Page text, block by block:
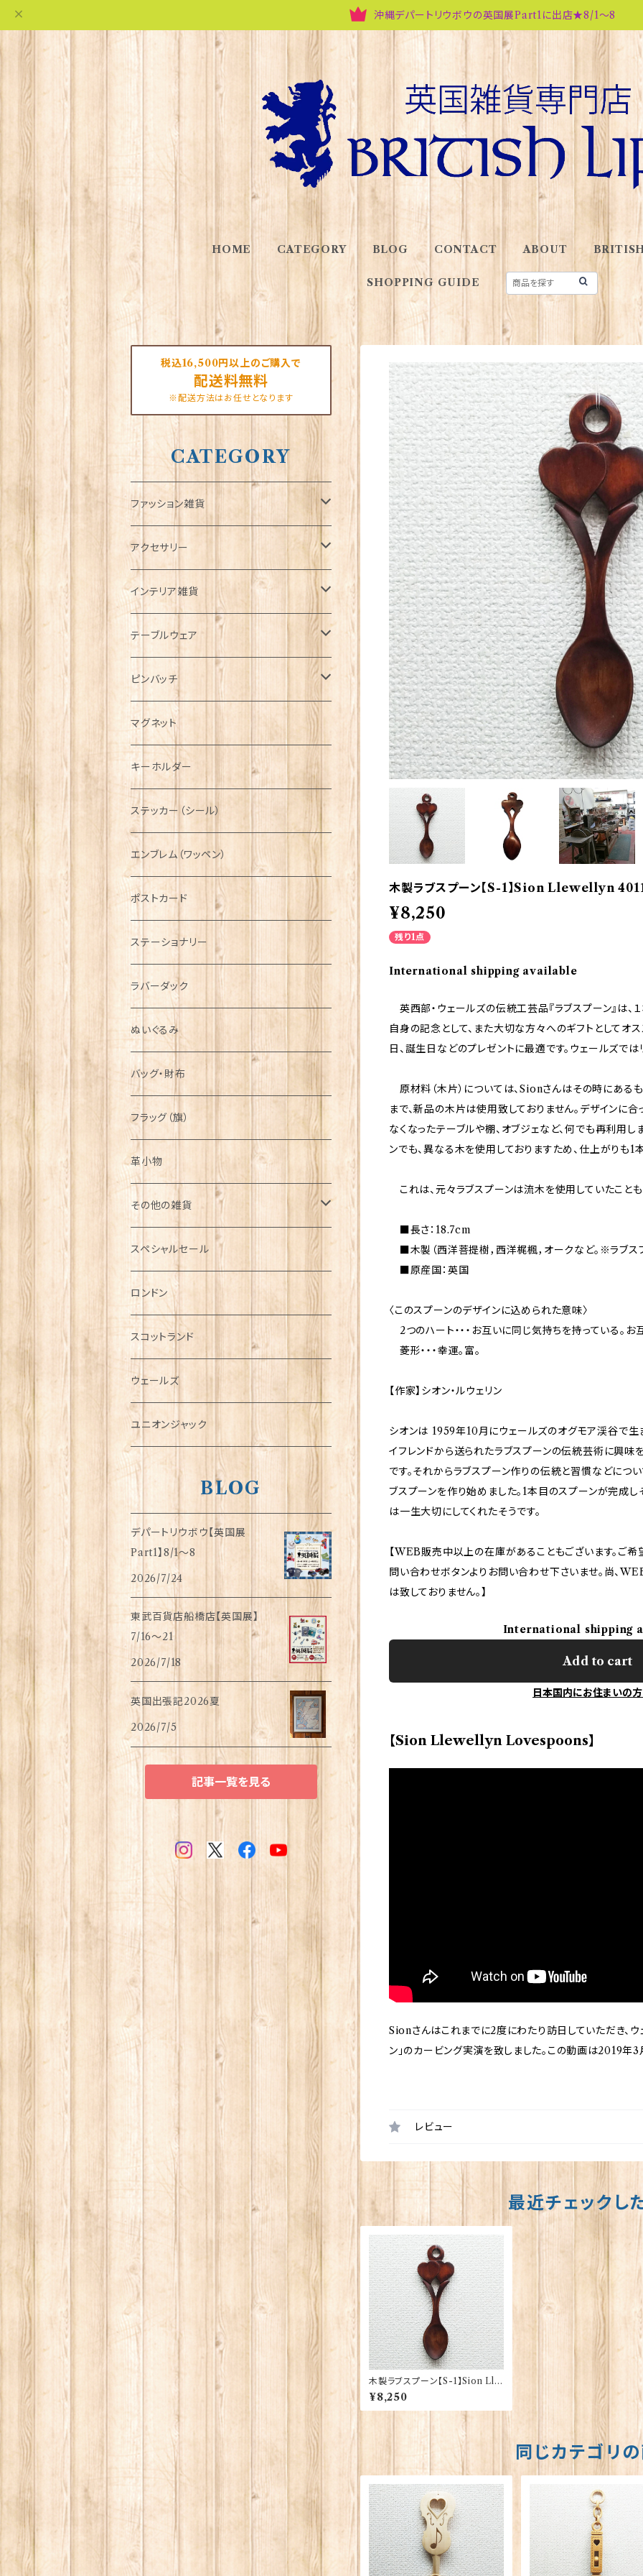
沖縄デパートリウボウの英国展Part1に出店★8/1～8
HOME CATEGORY BLOG CONTACT ABOUT
SHOPPING GUIDE
木製ラブスプーン【S-1】Sion Llewellyn
¥8,250
残り1点
International shipping available
英西部・ウェールズの伝統工芸品『ラブスプーン』は、
自身の記念として、また大切な方々へのギフトとしてオ
日、誕生日などのプレゼントに最適です。ウェールズで
原材料（木片）については、Sionさんはその時にある
まで、新品の木片は使用致しておりません。デザインに
なくなったテーブルや棚、オブジェなど、何でも再利用し
ンでも、異なる木を使用しておりますため、仕上がりも1
これは、元々ラブスプーンは流木を使用していたこと
■長さ：18.7cm
■木製（西洋菩提樹，西洋梶楓，オークなど。※ラブス
■原産国：英国
〈このスプーンのデザインに込められた意味〉
2つのハート・・・お互いに同じ気持ちを持っている。お
菱形・・・幸運。富。
【作家】シオン・ルウェリン
シオンは 1959年10月にウェールズのオグモア渓谷で生
イフレンドから送られたラブスプーンの伝統芸術に興味
です。それからラブスプーン作りの伝統と習慣などにつ
ブスプーンを作り始めました。1本目のスプーンが完成
は一生大切にしてくれたそうです。
【WEB販売中以上の在庫があることもございます。ご
問い合わせボタンよりお問い合わせ下さいませ。尚、
は致しておりません。】
International shipping
Add to cart
日本国内にお住まいの
【Sion Llewellyn Lovespoons】
Sionさんはこれまでに2度にわたり訪日していただき、
ン」のカービング実演を致しました。この動画は2019年
レビュー
最近チェックし
木製ラブスプーン【S-1】Sion Lle
wellyn 40117
¥8,250
同じカテゴリ
税込16,500円以上のご購入で
配送料無料
※配送方法はお任せとなります
CATEGORY
ファッション雑貨
タータンネクタイ
帽子
キャップ
ハンチング帽
キャスケット
ディアストーカー
ニット帽
Tシャツ
マフラー
タータン【Bronte by Moon】
タータン【Glencroft】
ボタンラップマフラー【Aran Traditions】
サッシュ
スカーフ
ファッションマスク
アクセサリー
ORTAK
ブローチ
ペンダント
チャーム
その他のアクセサリー
インテリア雑貨
インテリア置物
ラブスプーン
ラブスプーン【SION LLEWELLYN】
ラブスプーン【PAUL CURTIS】
ファブリック
テーブルウェア
ティータオル
ペーパーナプキン
ティーコジー
その他テーブルウェア
ピンバッチ
ジェネラルデザイン
乗り物
動物＆植物
国旗＆紋章
音楽＆楽器
ミリタリー
NAVY
AIRFORCE
ARMY
ピューター
マグネット
キーホルダー
ステッカー（シール）
エンブレム（ワッペン）
ポストカード
ステーショナリー
ラバーダック
ぬいぐるみ
バッグ・財布
フラッグ（旗）
革小物
その他の雑貨
ミニカー
チャーム
犬グッズ
傘
指貫(シンブル)
スペシャルセール
ロンドン
スコットランド
ウェールズ
ユニオンジャック
BLOG
デパートリウボウ【英国展
Part1】8/1〜8
2026/7/24
東武百貨店船橋店【英国展】
7/16～21
2026/7/18
英国出張記2026夏
2026/7/5
記事一覧を見る